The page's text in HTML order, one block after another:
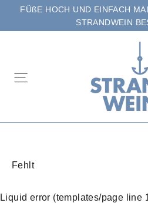
DirektFÜßE HOCH UND EINFACH
STRANDWEIN
Seitennavigation
Fehlt
Liquid error (templates/page line